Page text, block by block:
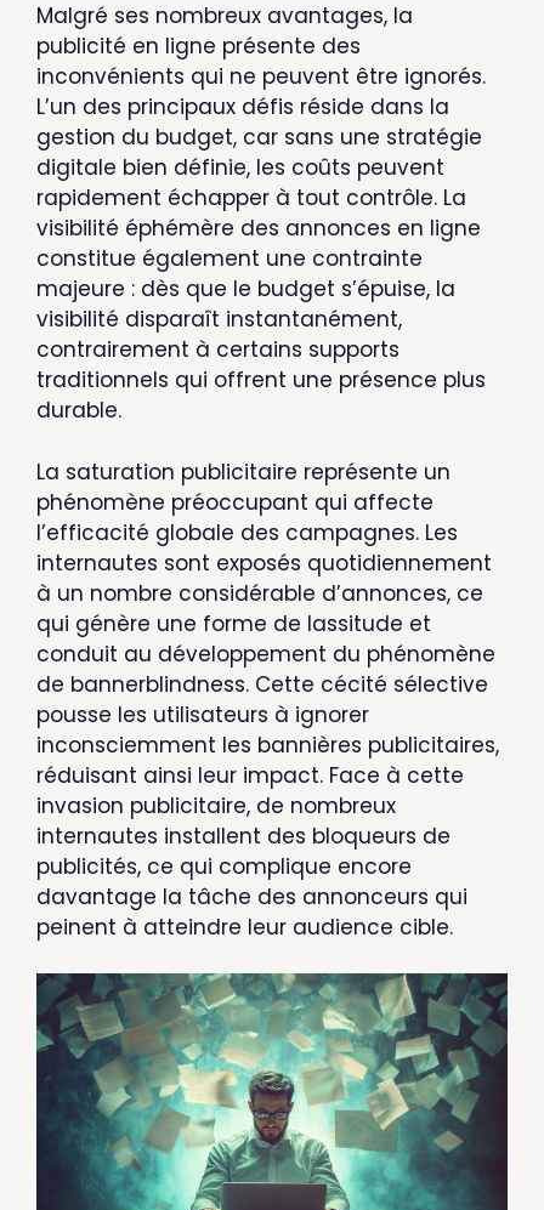
Malgré ses nombreux avantages, la
publicité en ligne présente des
inconvénients qui ne peuvent être ignorés.
L’un des principaux défis réside dans la
gestion du budget, car sans une stratégie
digitale bien définie, les coûts peuvent
rapidement échapper à tout contrôle. La
visibilité éphémère des annonces en ligne
constitue également une contrainte
majeure : dès que le budget s’épuise, la
visibilité disparaît instantanément,
contrairement à certains supports
traditionnels qui offrent une présence plus
durable.
La saturation publicitaire représente un
phénomène préoccupant qui affecte
l’efficacité globale des campagnes. Les
internautes sont exposés quotidiennement
à un nombre considérable d’annonces, ce
qui génère une forme de lassitude et
conduit au développement du phénomène
de bannerblindness. Cette cécité sélective
pousse les utilisateurs à ignorer
inconsciemment les bannières publicitaires,
réduisant ainsi leur impact. Face à cette
invasion publicitaire, de nombreux
internautes installent des bloqueurs de
publicités, ce qui complique encore
davantage la tâche des annonceurs qui
peinent à atteindre leur audience cible.